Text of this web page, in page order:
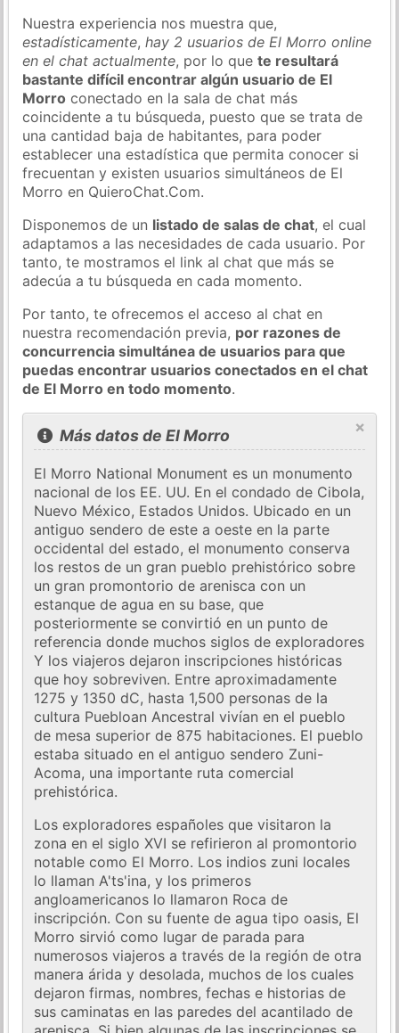
Nuestra experiencia nos muestra que,
estadísticamente,hay 2 usuarios de El Morro online
en el chat actualmente, por lo quete resultará
bastante difícil encontrar algún usuario de El
Morro conectado en la sala de chat más
coincidente a tu búsqueda, puesto que se trata de
una cantidad baja de habitantes, para poder
establecer una estadística que permita conocer si
frecuentan y existen usuarios simultáneos de El
Morro en QuieroChat.Com.
Disponemos de un listado de salas de chat, el cual
adaptamos a las necesidades de cada usuario. Por
tanto, te mostramos el link al chat que más se
adecúa a tu búsqueda en cada momento.
Por tanto, te ofrecemos el acceso al chat en
nuestra recomendación previa, por razones de
concurrencia simultánea de usuarios para que
puedas encontrar usuarios conectados en el chat
de El Morro en todo momento.
×
Más datos de El Morro
El Morro National Monument es un monumento
nacional de los EE. UU. En el condado de Cibola,
Nuevo México, Estados Unidos. Ubicado en un
antiguo sendero de este a oeste en la parte
occidental del estado, el monumento conserva
los restos de un gran pueblo prehistórico sobre
un gran promontorio de arenisca con un
estanque de agua en su base, que
posteriormente se convirtió en un punto de
referencia donde muchos siglos de exploradores
Y los viajeros dejaron inscripciones históricas
que hoy sobreviven. Entre aproximadamente
1275 y 1350 dC, hasta 1,500 personas de la
cultura Puebloan Ancestral vivían en el pueblo
de mesa superior de 875 habitaciones. El pueblo
estaba situado en el antiguo sendero Zuni-
Acoma, una importante ruta comercial
prehistórica.
Los exploradores españoles que visitaron la
zona en el siglo XVI se refirieron al promontorio
notable como El Morro. Los indios zuni locales
lo llaman A'ts'ina, y los primeros
angloamericanos lo llamaron Roca de
inscripción. Con su fuente de agua tipo oasis, El
Morro sirvió como lugar de parada para
numerosos viajeros a través de la región de otra
manera árida y desolada, muchos de los cuales
dejaron firmas, nombres, fechas e historias de
sus caminatas en las paredes del acantilado de